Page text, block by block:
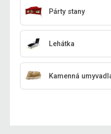
Párty stany
Lehátka
Kamenná